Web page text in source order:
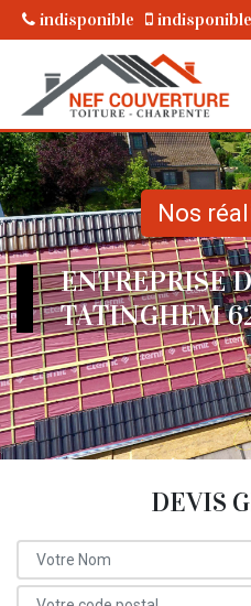
indisponible indisponible
Nos
ENTREPRISE
TATINGHEM
DEVIS